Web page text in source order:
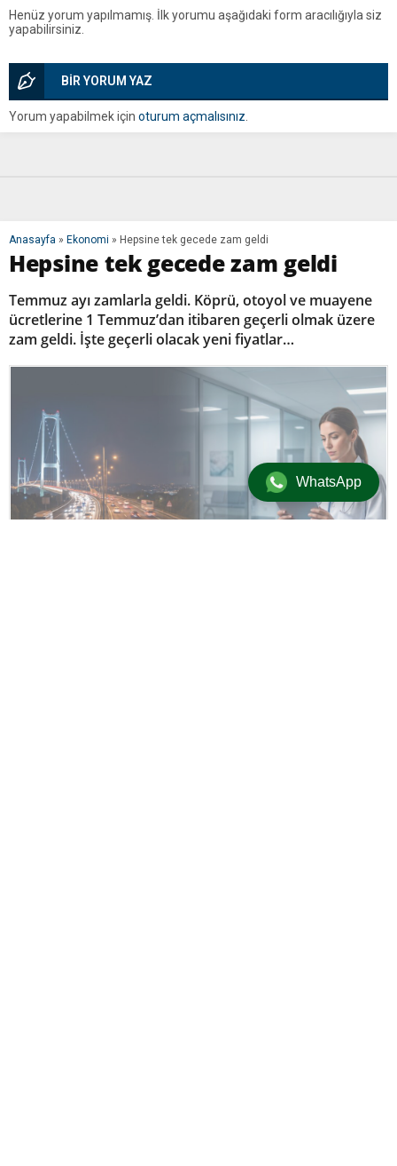
Henüz yorum yapılmamış. İlk yorumu aşağıdaki form aracılığıyla siz
yapabilirsiniz.
BİR YORUM YAZ
Yorum yapabilmek için oturum açmalısınız
Anasayfa » Ekonomi » Hepsine tek gecede zam geldi
Hepsine tek gecede zam geldi
Temmuz ayı zamlarla geldi. Köprü, otoyol ve muayene
ücretlerine 1 Temmuz’dan itibaren geçerli olmak üzere
zam geldi. İşte geçerli olacak yeni fiyatlar…
WhatsApp